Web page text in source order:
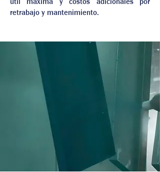
retrabajo y mantenimiento.